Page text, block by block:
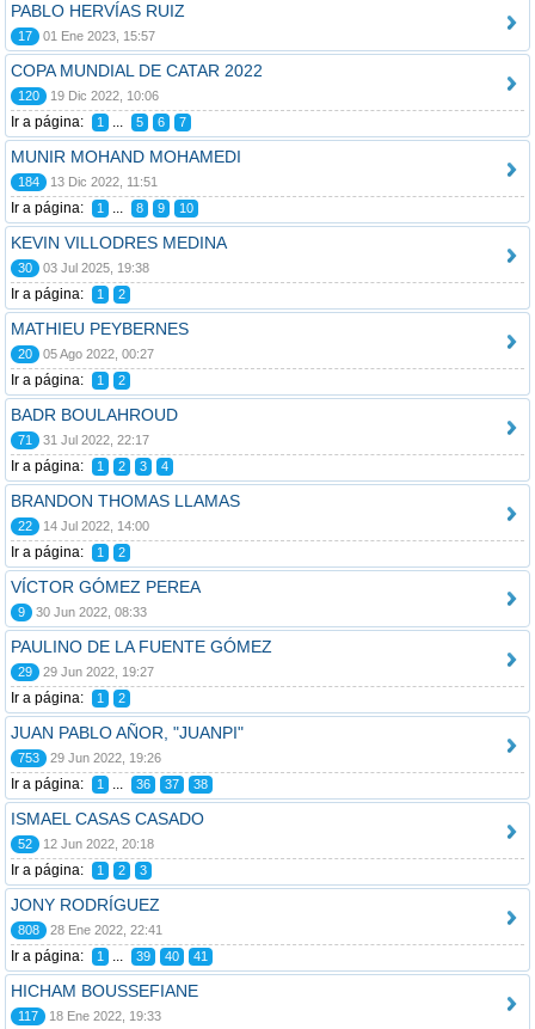
PABLO HERVÍAS RUIZ
17 01 Ene 2023, 15:57
COPA MUNDIAL DE CATAR 2022
120 19 Dic 2022, 10:06
Ir a página: 1 ... 5 6 7
MUNIR MOHAND MOHAMEDI
184 13 Dic 2022, 11:51
Ir a página: 1 ... 8 9 10
KEVIN VILLODRES MEDINA
30 03 Jul 2025, 19:38
Ir a página: 1 2
MATHIEU PEYBERNES
20 05 Ago 2022, 00:27
Ir a página: 1 2
BADR BOULAHROUD
71 31 Jul 2022, 22:17
Ir a página: 1 2 3 4
BRANDON THOMAS LLAMAS
22 14 Jul 2022, 14:00
Ir a página: 1 2
VÍCTOR GÓMEZ PEREA
9 30 Jun 2022, 08:33
PAULINO DE LA FUENTE GÓMEZ
29 29 Jun 2022, 19:27
Ir a página: 1 2
JUAN PABLO AÑOR, "JUANPI"
753 29 Jun 2022, 19:26
Ir a página: 1 ... 36 37 38
ISMAEL CASAS CASADO
52 12 Jun 2022, 20:18
Ir a página: 1 2 3
JONY RODRÍGUEZ
808 28 Ene 2022, 22:41
Ir a página: 1 ... 39 40 41
HICHAM BOUSSEFIANE
117 18 Ene 2022, 19:33